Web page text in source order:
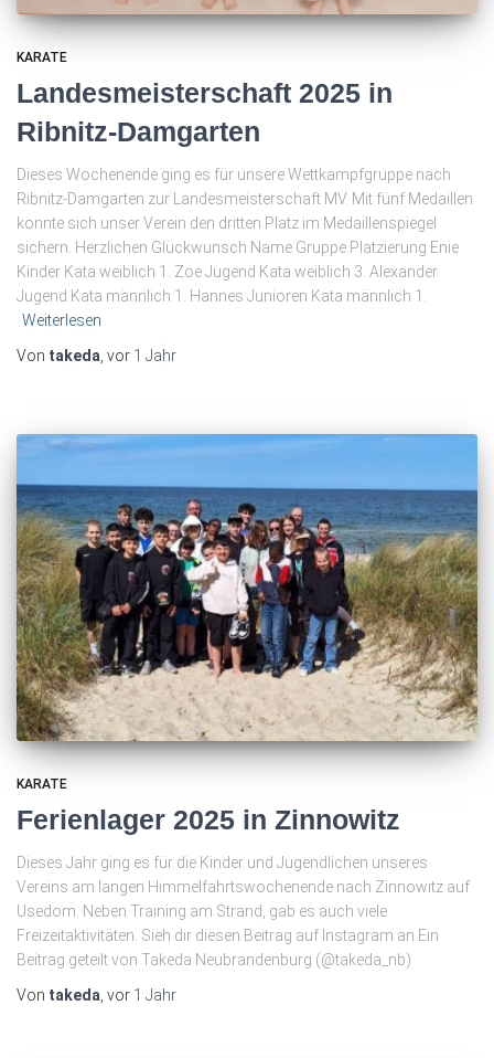
KARATE
Landesmeisterschaft 2025 in
Ribnitz-Damgarten
Dieses Wochenende ging es für unsere Wettkampfgruppe nach
Ribnitz-Damgarten zur Landesmeisterschaft MV. Mit fünf Medaillen
konnte sich unser Verein den dritten Platz im Medaillenspiegel
sichern. Herzlichen Glückwunsch Name Gruppe Platzierung Enie
Kinder Kata weiblich 1. Zoe Jugend Kata weiblich 3. Alexander
Jugend Kata männlich 1. Hannes Junioren Kata männlich 1.
Weiterlesen
Von takeda , vor 1 Jahr
KARATE
Ferienlager 2025 in Zinnowitz
Dieses Jahr ging es für die Kinder und Jugendlichen unseres
Vereins am langen Himmelfahrtswochenende nach Zinnowitz auf
Usedom. Neben Training am Strand, gab es auch viele
Freizeitaktivitäten. Sieh dir diesen Beitrag auf Instagram an Ein
Beitrag geteilt von Takeda Neubrandenburg (@takeda_nb)
Von takeda, vor 1 Jahr